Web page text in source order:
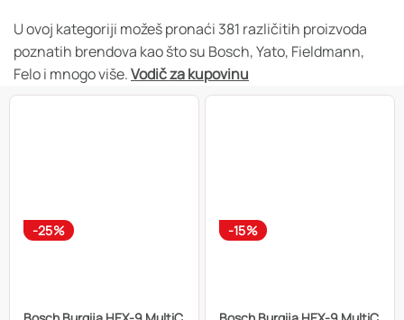
U ovoj kategoriji možeš pronaći 381 različitih proizvoda
poznatih brendova kao što su Bosch, Yato, Fieldmann,
Felo i mnogo više.Vodič za kupovinu
-25% -15%